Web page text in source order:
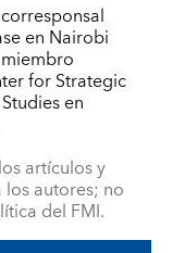
en Nairobi
for Strategic
en
artículos y
autores; no
del FMI.